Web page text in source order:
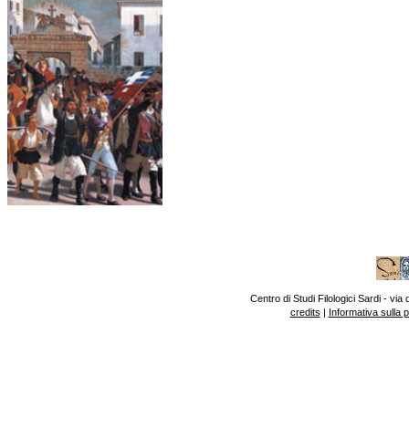
Centro di Studi Filologici Sardi - via
credits | Informativa sulla